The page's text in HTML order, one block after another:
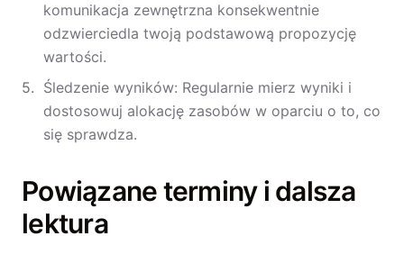
komunikacja zewnętrzna konsekwentnie
odzwierciedla twoją podstawową propozycję
wartości.
Śledzenie wyników: Regularnie mierz wyniki i
dostosowuj alokację zasobów w oparciu o to, co
się sprawdza.
Powiązane terminy i dalsza
lektura